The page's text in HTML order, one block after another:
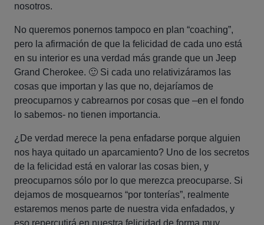
nosotros.
No queremos ponernos tampoco en plan “coaching”,
pero la afirmación de que la felicidad de cada uno está
en su interior es una verdad más grande que un Jeep
Grand Cherokee. 🙂 Si cada uno relativizáramos las
cosas que importan y las que no, dejaríamos de
preocuparnos y cabrearnos por cosas que –en el fondo
lo sabemos- no tienen importancia.
¿De verdad merece la pena enfadarse porque alguien
nos haya quitado un aparcamiento? Uno de los secretos
de la felicidad está en valorar las cosas bien, y
preocuparnos sólo por lo que merezca preocuparse. Si
dejamos de mosquearnos “por tonterías”, realmente
estaremos menos parte de nuestra vida enfadados, y
eso repercutirá en nuestra felicidad de forma muy